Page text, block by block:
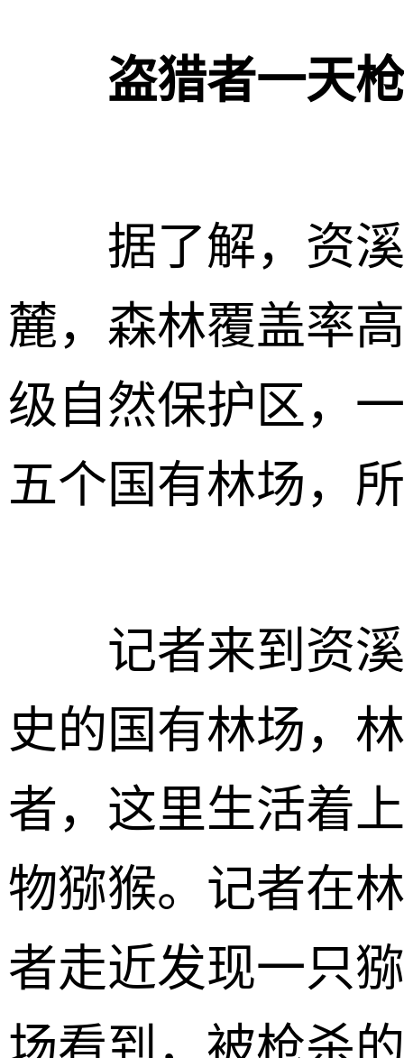
盗猎者一天
据了解，资溪
麓，森林覆盖率
级自然保护区，
五个国有林场，
记者来到资溪
史的国有林场，
者，这里生活着
物猕猴。记者在
者走近发现一只